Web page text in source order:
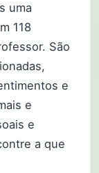
uma
118
São
e
e
e
a que